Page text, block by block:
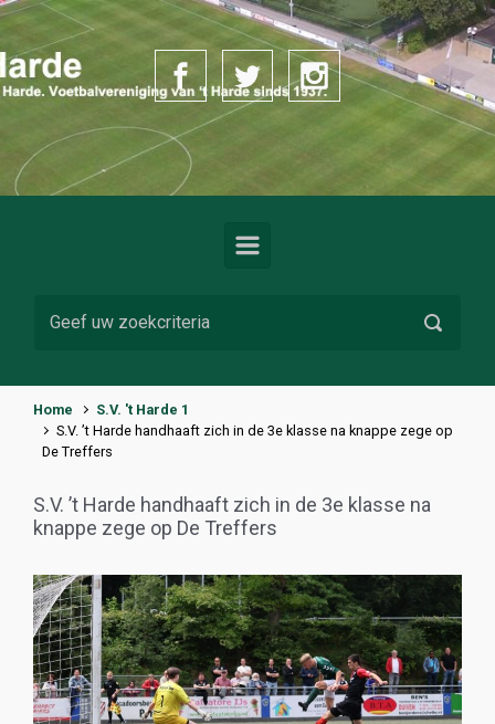
Spring naar de hoofdinhoud
Home
S.V. 't Harde 1
S.V. ’t Harde handhaaft zich in de 3e klasse na knappe zege op
De Treffers
S.V. ’t Harde handhaaft zich in de 3e klasse na
knappe zege op De Treffers